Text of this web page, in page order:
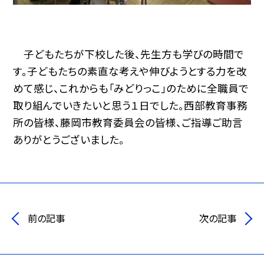
子どもたちが下校した後、先生方も学びの時間で
す。子どもたちの素直な考えや伸びようとする力を改
めて感じ、これからも「みどりっこ」のために全職員で
取り組んでいきたいと思う１日でした。西部教育事務
所の皆様、藤岡市教育委員会の皆様、ご指導ご助言
ありがとうございました。
前の記事 次の記事